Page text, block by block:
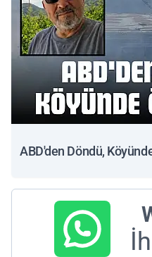
ABD'den Döndü,